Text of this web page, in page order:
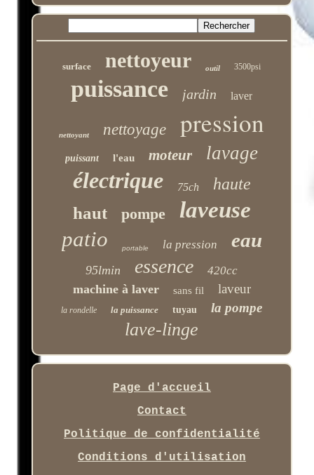
surface nettoyeur outil 3500psi
puissance jardin laver
nettoyant nettoyage pression
puissant l'eau moteur lavage
électrique 75ch haute
haut pompe laveuse
patio portable la pression eau
95lmin essence 420cc
machine à laver sans fil laveur
la rondelle la puissance tuyau la pompe
lave-linge
Page d'accueil
Contact
Politique de confidentialité
Conditions d'utilisation